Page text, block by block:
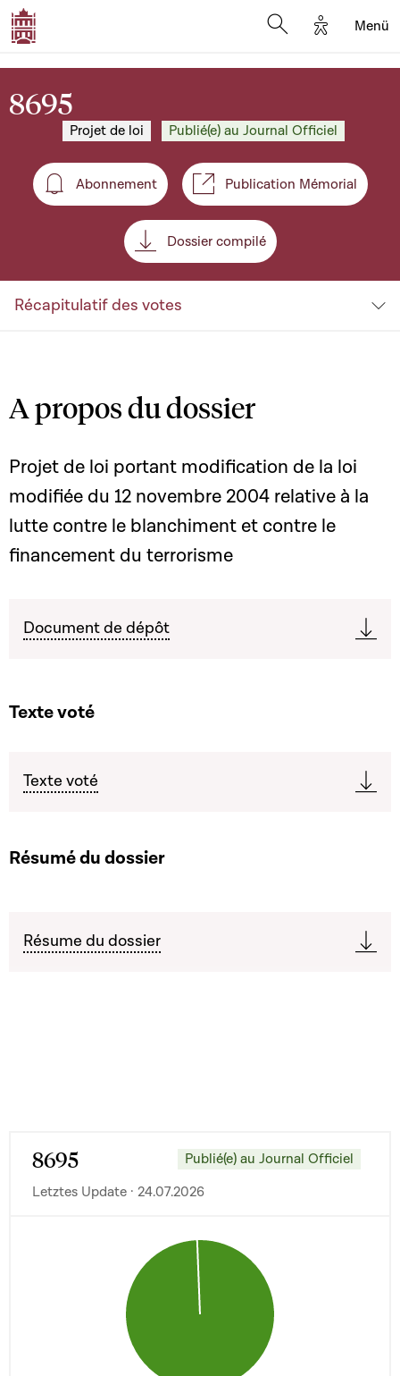
Options
Menü
8695
Projet de loi Publié(e) au Journal Officiel
Abonnement
Abonnement Publication Mémorial
Dossier compilé
Récapitulatif des votes
A propos du dossier
Projet de loi portant modification de la loi
modifiée du 12 novembre 2004 relative à la
lutte contre le blanchiment et contre le
financement du terrorisme
Document de dépôt
Texte voté
Texte voté
Résumé du dossier
Résume du dossier
8695
Publié(e) au Journal Officiel
Letztes Update · 24.07.2026